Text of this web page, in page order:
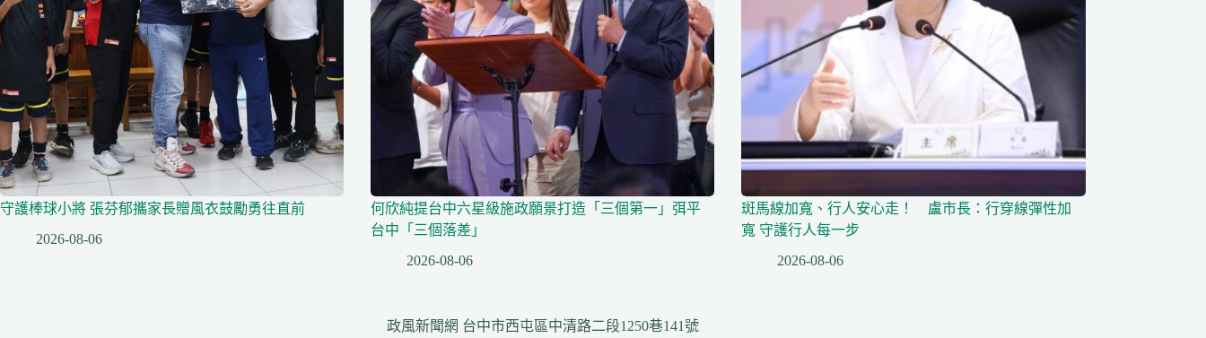
守護棒球小將 張芬郁攜家長贈風衣鼓勵勇往直前
2026-08-06
何欣純提台中六星級施政願景打造「三個第一」弭平
台中「三個落差」
2026-08-06
斑馬線加寬、行人安心走！ 盧市長：行穿線彈性加
寬 守護行人每一步
2026-08-06
政風新聞網 台中市西屯區中清路二段1250巷141號